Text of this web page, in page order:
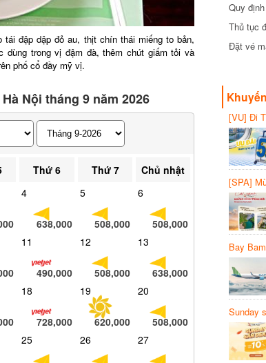
đập dập đỏ au, thịt chín thái miếng to bản,
trong vị đậm đà, thêm chút giấm tỏi và
phố cổ đầy mỹ vị.
Nội tháng 9 năm 2026
Thứ 6 Thứ 7
Chủ nhật
4
638,000
5
508,000
6
508,000
11
490,000
12
508,000
13
638,000
18
728,000
19
620,000
20
508,000
25 26 27
Quy
Thủ tục
Đặt vé
[VU] Đi
giảm
[SPA]
20%
Bay
Sunday